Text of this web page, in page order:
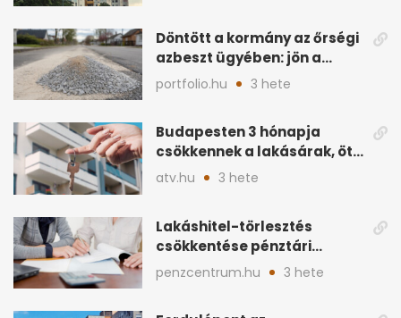
Döntött a kormány az őrségi
azbeszt ügyében: jön a
rendezés
portfolio.hu 3 hete
Budapesten 3 hónapja
csökkennek a lakásárak, öt
éve nem volt ilyen
atv.hu 3 hete
Lakáshitel-törlesztés
csökkentése pénztári
megtakarítással: így
működik
penzcentrum.hu 3 hete